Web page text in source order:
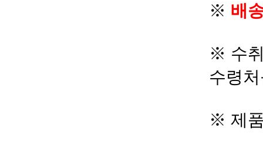
※ 배
※ 수
수령
※ 제